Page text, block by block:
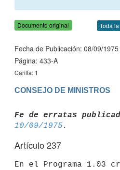
Documento original Toda
Fecha de Publicación: 08/09/1975
Página: 433-A
Carilla: 1
CONSEJO DE MINISTROS
Fe de erratas
10/09/1975
Artículo 237
En el Programa 1.03